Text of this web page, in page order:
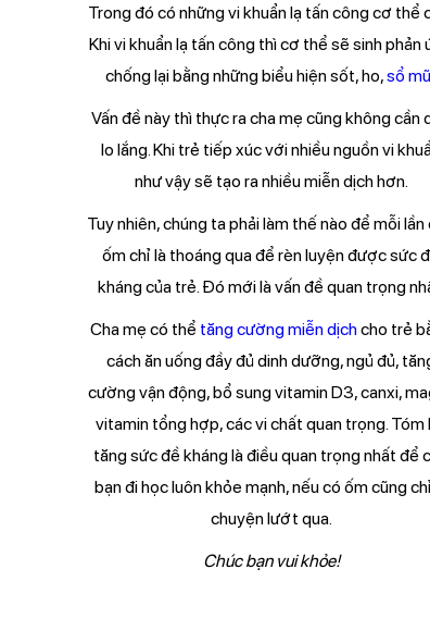
Trong đó có những vi khuẩn lạ tấn công cơ thể
Khi vi khuẩn lạ tấn công thì cơ thể sẽ sinh phản
chống lại bằng những biểu hiện sốt, ho,sổ
Vấn đề này thì thực ra cha mẹ cũng không cần
lo lắng. Khi trẻ tiếp xúc với nhiều nguồn vi
như vậy sẽ tạo ra nhiều miễn dịch hơn.
Tuy nhiên, chúng ta phải làm thế nào để mỗi lần
ốm chỉ là thoáng qua để rèn luyện được sức
kháng của trẻ. Đó mới là vấn đề quan trọng
Cha mẹ có thể tăng cường miễn dịchcho trẻ
cách ăn uống đầy đủ dinh dưỡng, ngủ đủ,
cường vận động, bổ sung vitamin D3, canxi,
vitamin tổng hợp, các vi chất quan trọng. Tóm
tăng sức đề kháng là điều quan trọng nhất để
bạn đi học luôn khỏe mạnh, nếu có ốm cũng
chuyện lướt qua.
Chúc bạn vui khỏe!